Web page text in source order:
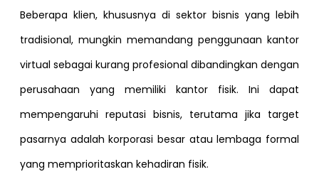
Beberapa klien, khususnya di sektor bisnis yang lebih
tradisional, mungkin memandang penggunaan kantor
virtual sebagai kurang profesional dibandingkan dengan
perusahaan yang memiliki kantor fisik. Ini dapat
mempengaruhi reputasi bisnis, terutama jika target
pasarnya adalah korporasi besar atau lembaga formal
yang memprioritaskan kehadiran fisik.